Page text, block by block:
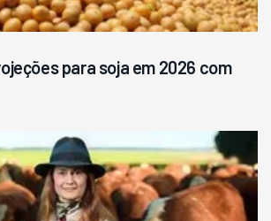
para soja em 2026 com